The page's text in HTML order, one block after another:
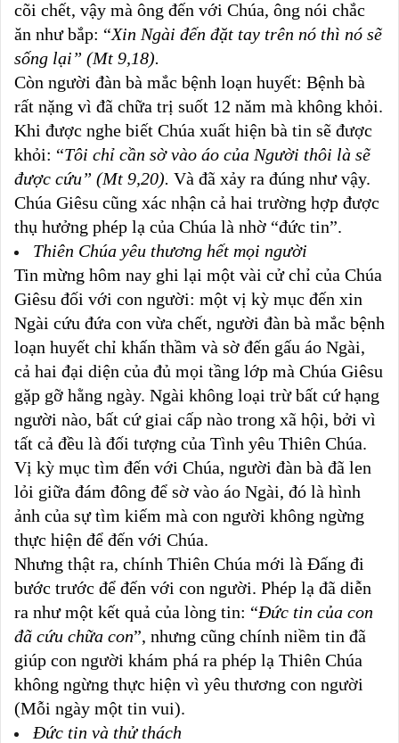
cõi chết, vậy mà ông đến với Chúa, ông nói chắc
ăn như bắp: “Xin Ngài đến đặt tay trên nó thì nó sẽ
sống lại” (Mt 9,18).
Còn người đàn bà mắc bệnh loạn huyết: Bệnh bà
rất nặng vì đã chữa trị suốt 12 năm mà không khỏi.
Khi được nghe biết Chúa xuất hiện bà tin sẽ được
khỏi: “Tôi chỉ cần sờ vào áo của Người thôi là sẽ
được cứu” (Mt 9,20). Và đã xảy ra đúng như vậy.
Chúa Giêsu cũng xác nhận cả hai trường hợp được
thụ hưởng phép lạ của Chúa là nhờ “đức tin”.
Thiên Chúa yêu thương hết mọi người
Tin mừng hôm nay ghi lại một vài cử chỉ của Chúa
Giêsu đối với con người: một vị kỳ mục đến xin
Ngài cứu đứa con vừa chết, người đàn bà mắc bệnh
loạn huyết chỉ khấn thầm và sờ đến gấu áo Ngài,
cả hai đại diện của đủ mọi tầng lớp mà Chúa Giêsu
gặp gỡ hằng ngày. Ngài không loại trừ bất cứ hạng
người nào, bất cứ giai cấp nào trong xã hội, bởi vì
tất cả đều là đối tượng của Tình yêu Thiên Chúa.
Vị kỳ mục tìm đến với Chúa, người đàn bà đã len
lỏi giữa đám đông để sờ vào áo Ngài, đó là hình
ảnh của sự tìm kiếm mà con người không ngừng
thực hiện để đến với Chúa.
Nhưng thật ra, chính Thiên Chúa mới là Đấng đi
bước trước để đến với con người. Phép lạ đã diễn
ra như một kết quả của lòng tin: “Đức tin của con
đã cứu chữa con”, nhưng cũng chính niềm tin đã
giúp con người khám phá ra phép lạ Thiên Chúa
không ngừng thực hiện vì yêu thương con người
(Mỗi ngày một tin vui).
Đức tin và thử thách